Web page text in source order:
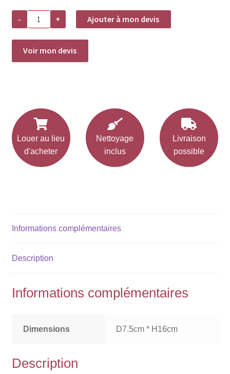
-
quantité
Location
Fiole
/
Mini
vase
+ Ajouter à mon devis
Voir mon devis
Louer au lieu
d'acheter
Nettoyage
inclus
Livraison
possible
Informations complémentaires
Description
Informations complémentaires
Dimensions D7.5cm * H16cm
Description